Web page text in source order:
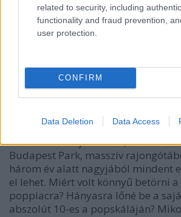
related to security, including
functionality and fraud prevention,
user protection.
CONFIRM
Data Deletion Data Access
legnagyobb slágereket”
interjú
Többmilliós lejátszások, teltházas
Budapest Park, masszív
három év alatt nagyjából mindent
el lehet. Miért volt könnyű betörni
poppiacra? Hányasra lőné be a
abszolút 10-es a popskáláján?